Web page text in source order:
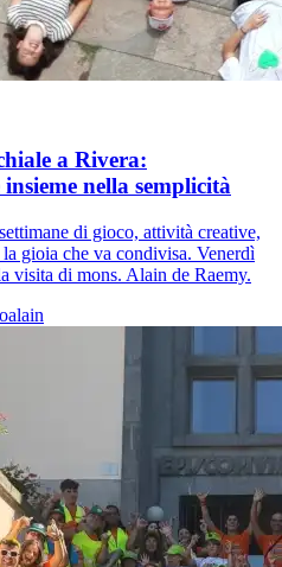
a Rivera:
nella semplicità
di gioco, attività creative,
gioia che va condivisa. Venerdì
visita di mons. Alain de Raemy.